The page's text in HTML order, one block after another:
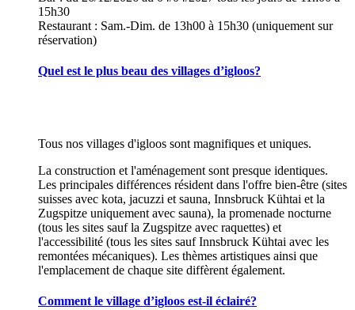
15h30
Restaurant : Sam.-Dim. de 13h00 à 15h30 (uniquement sur
réservation)
Quel est le plus beau des villages d’igloos?
Tous nos villages d'igloos sont magnifiques et uniques.
La construction et l'aménagement sont presque identiques.
Les principales différences résident dans l'offre bien-être (sites
suisses avec kota, jacuzzi et sauna, Innsbruck Kühtai et la
Zugspitze uniquement avec sauna), la promenade nocturne
(tous les sites sauf la Zugspitze avec raquettes) et
l'accessibilité (tous les sites sauf Innsbruck Kühtai avec les
remontées mécaniques). Les thèmes artistiques ainsi que
l'emplacement de chaque site diffèrent également.
Comment le village d’igloos est-il éclairé?